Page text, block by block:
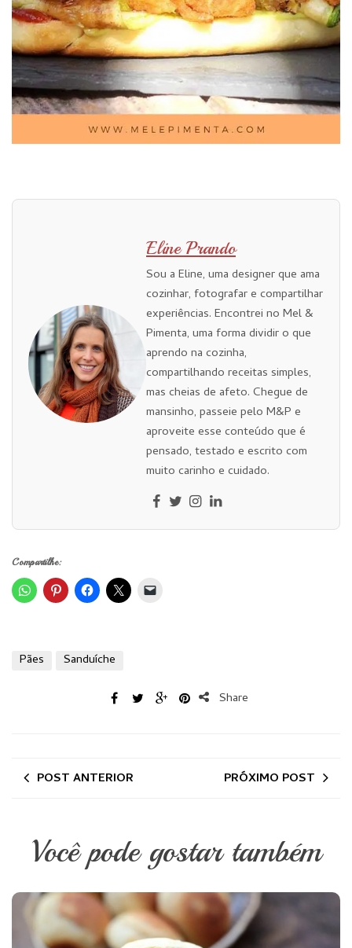
Eline Prando
Sou a Eline, uma designer que ama
cozinhar, fotografar e compartilhar
experiências. Encontrei no Mel &
Pimenta, uma forma dividir o que
aprendo na cozinha,
compartilhando receitas simples,
mas cheias de afeto. Chegue de
mansinho, passeie pelo M&P e
aproveite esse conteúdo que é
pensado, testado e escrito com
muito carinho e cuidado.
Compartilhe:
Pães Sanduíche
Share
POST ANTERIOR PRÓXIMO POST
Você pode gostar também